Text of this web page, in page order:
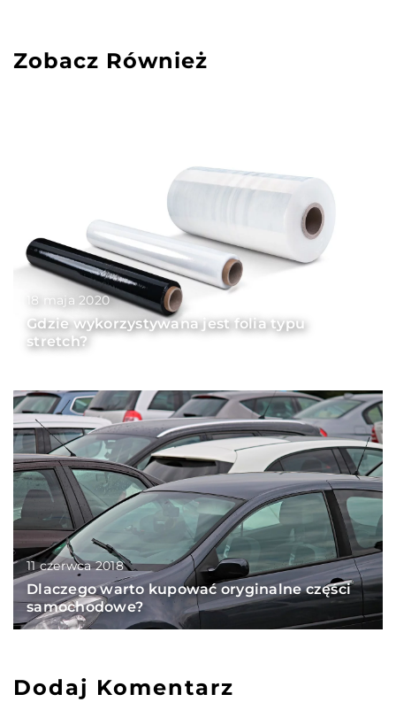
Zobacz Również
18 maja 2020
Gdzie wykorzystywana jest folia typu
stretch?
11 czerwca 2018
Dlaczego warto kupować oryginalne części
samochodowe?
Dodaj Komentarz